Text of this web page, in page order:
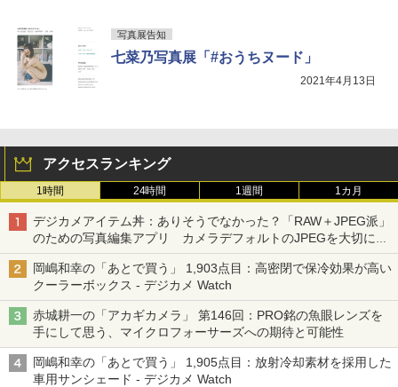
写真展告知
七菜乃写真展「#おうちヌード」
2021年4月13日
アクセスランキング
1時間 24時間 1週間 1カ月
デジカメアイテム丼：ありそうでなかった？「RAW＋JPEG派」
のための写真編集アプリ カメラデフォルトのJPEGを大切にす
る「Filmator」
岡嶋和幸の「あとで買う」 1,903点目：高密閉で保冷効果が高い
クーラーボックス - デジカメ Watch
赤城耕一の「アカギカメラ」 第146回：PRO銘の魚眼レンズを
手にして思う、マイクロフォーサーズへの期待と可能性
岡嶋和幸の「あとで買う」 1,905点目：放射冷却素材を採用した
車用サンシェード - デジカメ Watch